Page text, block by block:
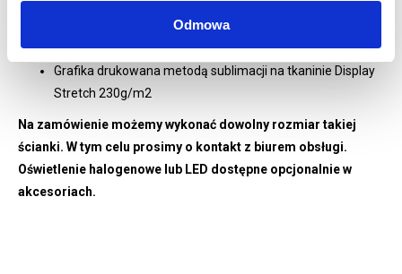
Odmowa
WYDRUK:
Wydruk grafiki jedno lub dwustronnej w zależności od
wybranej opcji
Grafika drukowana metodą sublimacji na tkaninie Display
Stretch 230g/m2
Na zamówienie możemy wykonać dowolny rozmiar takiej
ścianki. W tym celu prosimy o kontakt z biurem obsługi.
Oświetlenie halogenowe lub LED dostępne opcjonalnie w
akcesoriach.